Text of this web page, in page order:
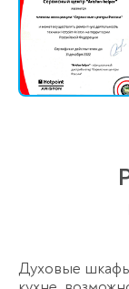
Духовые